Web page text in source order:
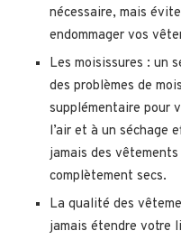
nécessaire, mais
endommager vos
Les moisissures : un
des problèmes de
supplémentaire pour
l’air et à un séchage
jamais des vêtements
complètement secs.
La qualité des
jamais étendre votre